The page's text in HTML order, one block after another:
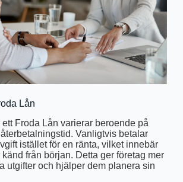
Lån
Froda Lån varierar beroende på
Vanligtvis betalar
istället för en ränta, vilket innebär
från början. Detta ger företag mer
utgifter och hjälper dem planera sin